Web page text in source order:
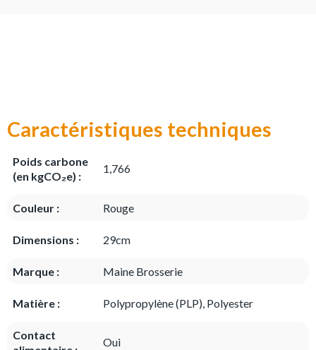
Caractéristiques techniques
Poids carbone
(en kgCO₂e) :
1,766
Couleur : Rouge
Dimensions : 29cm
Marque : Maine Brosserie
Matière : Polypropylène (PLP), Polyester
Contact
Oui